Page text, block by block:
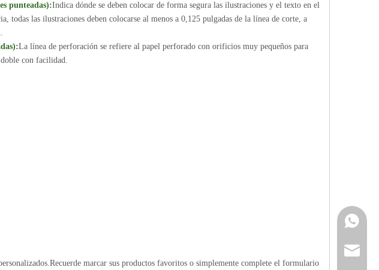
punteadas):Indica dónde se deben colocar de forma segura las ilustraciones y el texto en el
todas las ilustraciones deben colocarse al menos a 0,125 pulgadas de la línea de corte, a
La línea de perforación se refiere al papel perforado con orificios muy pequeños para
con facilidad.
marcar sus productos favoritos o simplemente complete el formulario